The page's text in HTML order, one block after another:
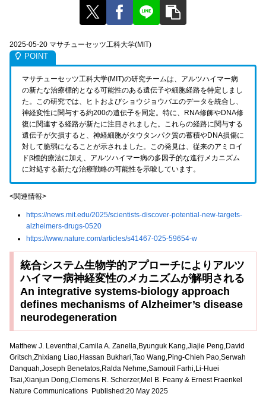
2025-05-20 マサチューセッツ工科大学(MIT)
マサチューセッツ工科大学(MIT)の研究チームは、アルツハイマー病
の新たな治療標的となる可能性のある遺伝子や細胞経路を特定しまし
た。この研究では、ヒトおよびショウジョウバエのデータを統合し、
神経変性に関与する約200の遺伝子を同定。特に、RNA修飾やDNA修
復に関連する経路が新たに注目されました。これらの経路に関与する
遺伝子が欠損すると、神経細胞がタウタンパク質の蓄積やDNA損傷に
対して脆弱になることが示されました。この発見は、従来のアミロイ
ドβ標的療法に加え、アルツハイマー病の多因子的な進行メカニズム
に対処する新たな治療戦略の可能性を示唆しています。
<関連情報>
https://news.mit.edu/2025/scientists-discover-potential-new-targets-
alzheimers-drugs-0520
https://www.nature.com/articles/s41467-025-59654-w
統合システム生物学的アプローチによりアルツ
ハイマー病神経変性のメカニズムが解明される
An integrative systems-biology approach
defines mechanisms of Alzheimer’s disease
neurodegeneration
Matthew J. Leventhal,Camila A. Zanella,Byunguk Kang,Jiajie Peng,David
Gritsch,Zhixiang Liao,Hassan Bukhari,Tao Wang,Ping-Chieh Pao,Serwah
Danquah,Joseph Benetatos,Ralda Nehme,Samouil Farhi,Li-Huei
Tsai,Xianjun Dong,Clemens R. Scherzer,Mel B. Feany & Ernest Fraenkel
Nature Communications Published:20 May 2025